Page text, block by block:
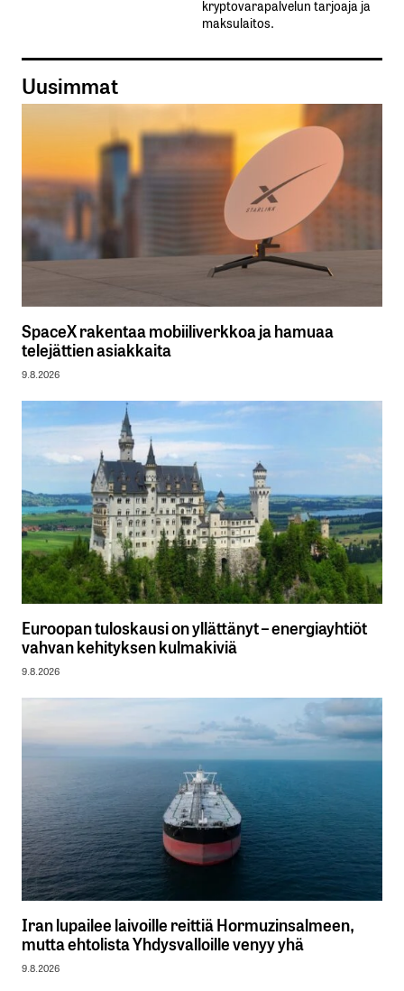
kryptovarapalvelun tarjoaja ja
maksulaitos.
Uusimmat
SpaceX rakentaa mobiiliverkkoa ja hamuaa
telejättien asiakkaita
9.8.2026
Euroopan tuloskausi on yllättänyt – energiayhtiöt
vahvan kehityksen kulmakiviä
9.8.2026
Iran lupailee laivoille reittiä Hormuzinsalmeen,
mutta ehtolista Yhdysvalloille venyy yhä
9.8.2026